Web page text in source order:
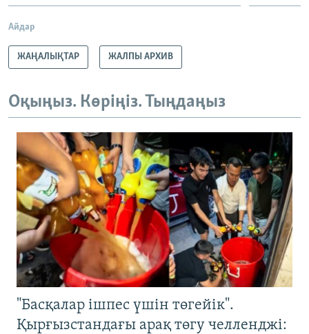
1080p
Айдар
ЖАҢАЛЫҚТАР ЖАЛПЫ АРХИВ
Оқыңыз. Көріңіз. Тыңдаңыз
"Басқалар ішпес үшін төгейік".
Қырғызстандағы арақ төгу челленджі: